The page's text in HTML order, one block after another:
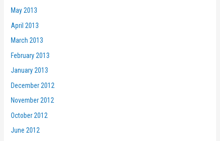
May 2013
April 2013
March 2013
February 2013
January 2013
December 2012
November 2012
October 2012
June 2012